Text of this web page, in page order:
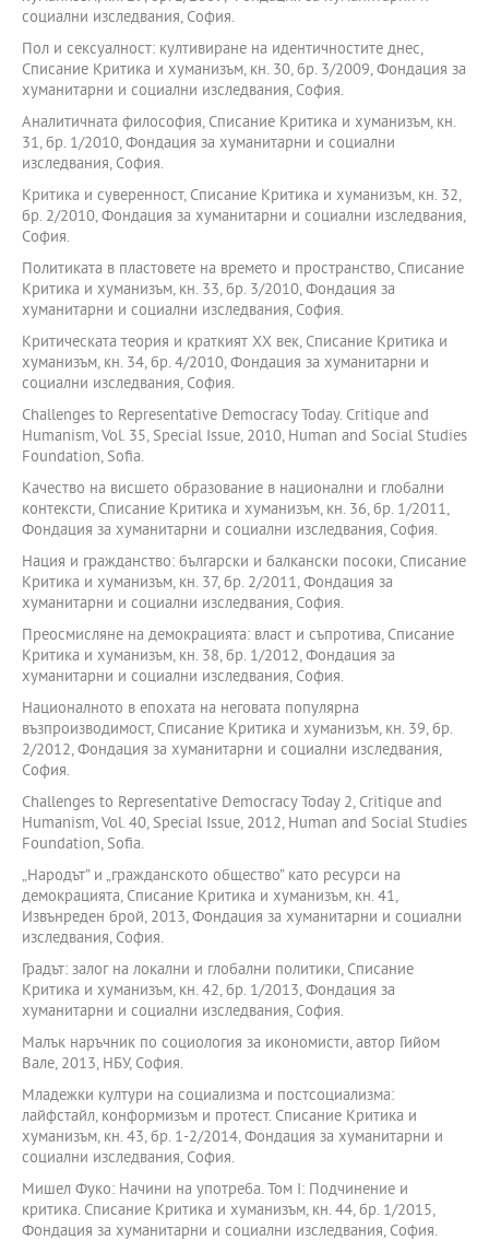
социални изследвания, София.
Пол и сексуалност: култивиране на идентичностите днес,
Списание Критика и хуманизъм, кн. 30, бр. 3/2009, Фондация за
хуманитарни и социални изследвания, София.
Аналитичната философия, Списание Критика и хуманизъм, кн.
31, бр. 1/2010, Фондация за хуманитарни и социални
изследвания, София.
Критика и суверенност, Списание Критика и хуманизъм, кн. 32,
бр. 2/2010, Фондация за хуманитарни и социални изследвания,
София.
Политиката в пластовете на времето и пространство, Списание
Критика и хуманизъм, кн. 33, бр. 3/2010, Фондация за
хуманитарни и социални изследвания, София.
Критическата теория и краткият ХХ век, Списание Критика и
хуманизъм, кн. 34, бр. 4/2010, Фондация за хуманитарни и
социални изследвания, София.
Challenges to Representative Democracy Today. Critique and
Humanism, Vol. 35, Special Issue, 2010, Humаn аnd Sociаl Studies
Foundаtion, Sofiа.
Качество на висшето образование в национални и глобални
контексти, Списание Критика и хуманизъм, кн. 36, бр. 1/2011,
Фондация за хуманитарни и социални изследвания, София.
Нация и гражданство: български и балкански посоки, Списание
Критика и хуманизъм, кн. 37, бр. 2/2011, Фондация за
хуманитарни и социални изследвания, София.
Преосмисляне на демокрацията: власт и съпротива, Списание
Критика и хуманизъм, кн. 38, бр. 1/2012, Фондация за
хуманитарни и социални изследвания, София.
Националното в епохата на неговата популярна
възпроизводимост, Списание Критика и хуманизъм, кн. 39, бр.
2/2012, Фондация за хуманитарни и социални изследвания,
София.
Challenges to Representative Democracy Today 2, Critique and
Humanism, Vol. 40, Special Issue, 2012, Humаn аnd Sociаl Studies
Foundаtion, Sofiа.
„Народът” и „гражданското общество” като ресурси на
демокрацията, Списание Критика и хуманизъм, кн. 41,
Извънреден брой, 2013, Фондация за хуманитарни и социални
изследвания, София.
Градът: залог на локални и глобални политики, Списание
Критика и хуманизъм, кн. 42, бр. 1/2013, Фондация за
хуманитарни и социални изследвания, София.
Малък наръчник по социология за икономисти, автор Гийом
Вале, 2013, НБУ, София.
Младежки култури на социализма и постсоциализма:
лайфстайл, конформизъм и протест. Списание Критика и
хуманизъм, кн. 43, бр. 1-2/2014, Фондация за хуманитарни и
социални изследвания, София.
Мишел Фуко: Начини на употреба. Том І: Подчинение и
критика. Списание Критика и хуманизъм, кн. 44, бр. 1/2015,
Фондация за хуманитарни и социални изследвания, София.